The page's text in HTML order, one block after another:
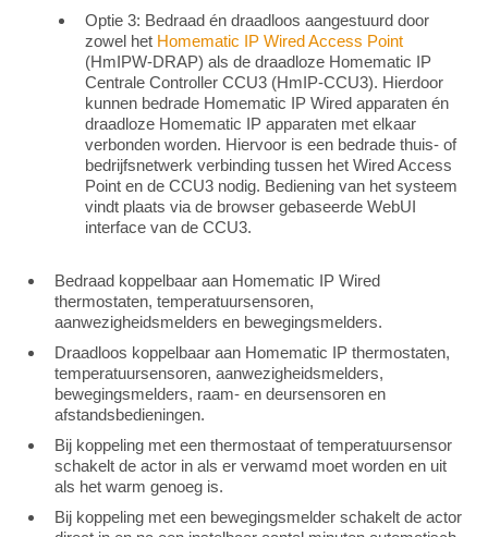
Optie 3: Bedraad én draadloos aangestuurd door
zowel het Homematic IP Wired Access Point
(HmIPW-DRAP) als de draadloze Homematic IP
Centrale Controller CCU3 (HmIP-CCU3). Hierdoor
kunnen bedrade Homematic IP Wired apparaten én
draadloze Homematic IP apparaten met elkaar
verbonden worden. Hiervoor is een bedrade thuis- of
bedrijfsnetwerk verbinding tussen het Wired Access
Point en de CCU3 nodig. Bediening van het systeem
vindt plaats via de browser gebaseerde WebUI
interface van de CCU3.
Bedraad koppelbaar aan Homematic IP Wired
thermostaten, temperatuursensoren,
aanwezigheidsmelders en bewegingsmelders.
Draadloos koppelbaar aan Homematic IP thermostaten,
temperatuursensoren, aanwezigheidsmelders,
bewegingsmelders, raam- en deursensoren en
afstandsbedieningen.
Bij koppeling met een thermostaat of temperatuursensor
schakelt de actor in als er verwamd moet worden en uit
als het warm genoeg is.
Bij koppeling met een bewegingsmelder schakelt de actor